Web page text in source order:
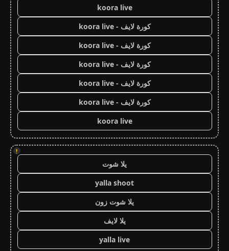
koora live
كورة لايف - koora live
كورة لايف - koora live
كورة لايف - koora live
كورة لايف - koora live
كورة لايف - koora live
koora live
!
يلا شوت
yalla shoot
يلا شوت زون
يلا لايف
yalla live